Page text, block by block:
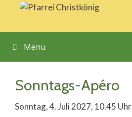
Springe
Inhalt
Menu
Sonntags-Apéro
Sonntag, 4. Juli 2027, 10.45 Uhr